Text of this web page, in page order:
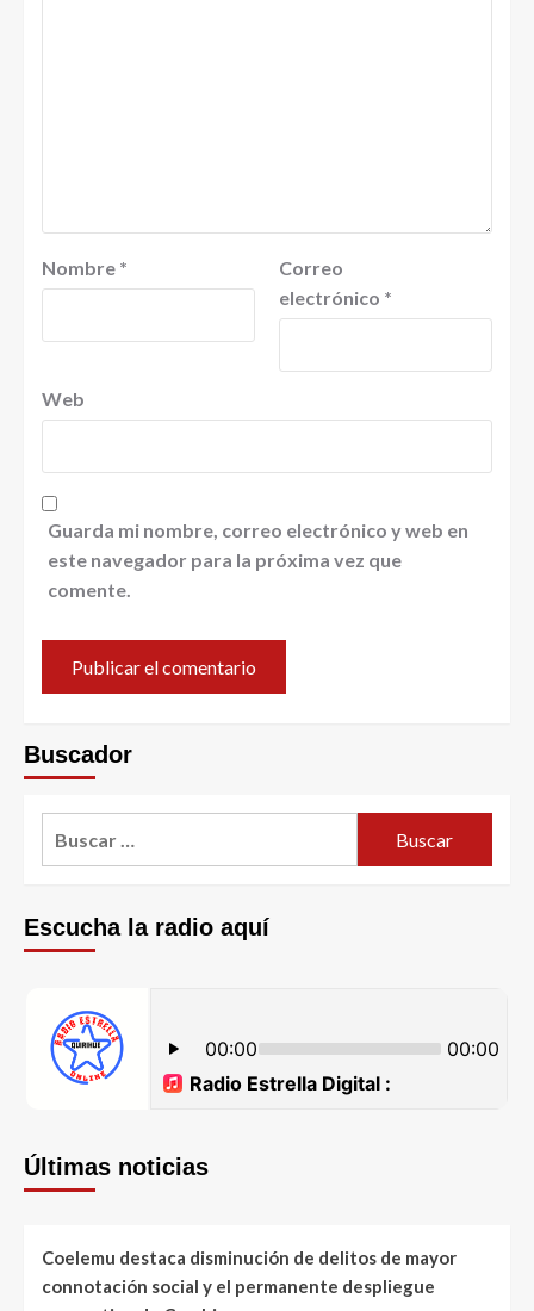
Nombre *
Correo
electrónico *
Web
Guarda mi nombre, correo electrónico y web en
este navegador para la próxima vez que
comente.
Buscador
Escucha la radio aquí
Últimas noticias
Coelemu destaca disminución de delitos de mayor
connotación social y el permanente despliegue